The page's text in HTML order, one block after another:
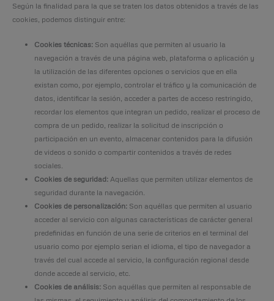
Según la finalidad para la que se traten los datos obtenidos a través de las
cookies, podemos distinguir entre:
Cookies técnicas:Son aquéllas que permiten al usuario la
navegación a través de una página web, plataforma o aplicación y
la utilización de las diferentes opciones o servicios que en ella
existan como, por ejemplo, controlar el tráfico y la comunicación de
datos, identificar la sesión, acceder a partes de acceso restringido,
recordar los elementos que integran un pedido, realizar el proceso de
compra de un pedido, realizar la solicitud de inscripción o
participación en un evento, almacenar contenidos para la difusión
de videos o sonido o compartir contenidos a través de redes
sociales.
Cookies de seguridad: Aquellas que permiten utilizar elementos de
seguridad durante la navegación.
Cookies de personalización: Son aquéllas que permiten al usuario
acceder al servicio con algunas características de carácter general
predefinidas en función de una serie de criterios en el terminal del
usuario como por ejemplo serian el idioma, el tipo de navegador a
través del cual accede al servicio, la configuración regional desde
donde accede al servicio, etc.
Cookies de análisis: Son aquéllas que permiten al responsable de